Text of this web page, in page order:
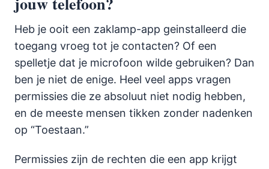
Heb je ooit een zaklamp-app geinstalleerd die
toegang vroeg tot je contacten? Of een
spelletje dat je microfoon wilde gebruiken? Dan
ben je niet de enige. Heel veel apps vragen
permissies die ze absoluut niet nodig hebben,
en de meeste mensen tikken zonder nadenken
op “Toestaan.”
Permissies zijn de rechten die een app krijgt